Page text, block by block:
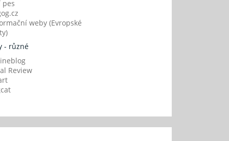
pes
weby (Evropské
- různé
Review